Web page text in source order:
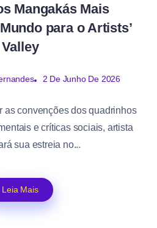
Mangakás Mais
para o Artists’
Valley
2 De Junho De 2026
as convenções dos quadrinhos
e críticas sociais, artista
sua estreia no...
Leia Mais